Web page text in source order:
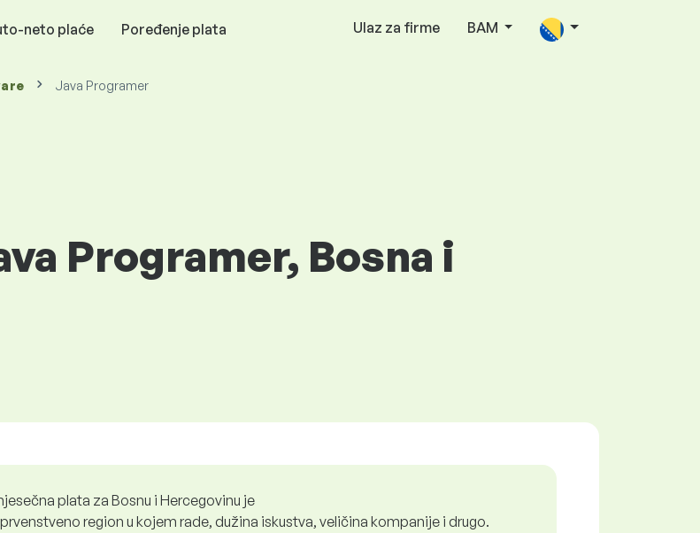
neto plaće Poređenje plata Ulaz za firme BAM
Java Programer
Programer, Bosna i
plata za Bosnu i Hercegovinu je
region u kojem rade, dužina iskustva, veličina kompanije i drugo.